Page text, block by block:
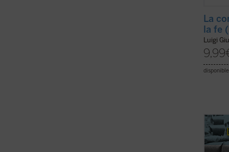
La
la fe
Luigi
9,99
El
sobre